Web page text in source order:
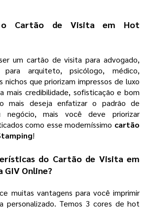
o Cartão de Visita em Hot
um cartão de visita para advogado,
arquiteto, psicólogo, médico,
nichos que priorizam impressos de luxo
mais credibilidade, sofisticação e bom
mais deseja enfatizar o padrão de
negócio, mais você deve priorizar
como esse moderníssimo cartão
!
do Cartão de Visita em
GIV Online?
muitas vantagens para você imprimir
personalizado. Temos 3 cores de hot